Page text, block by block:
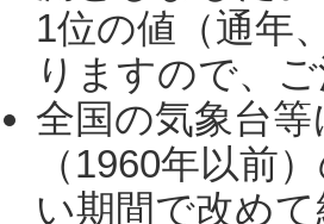
1位の値（通年
りますので、
全国の気象台
（1960年以前
い期間で改め